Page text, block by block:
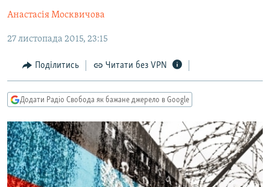
основної
Перейти
пошуку
СУСПІЛЬСТВО
КУЛЬТУРА
УКРАЇНА
СВІТ
РОСІЙСЬКА «ФІЛЬТРАЦІЯ»
ДОНБАС.РЕАЛІЇ
КРИМ.РЕАЛІЇ
СХЕМИ
КИТАЙ.ВИКЛИКИ
МУЛЬТИМЕДІА
ФОТО
Анастасія Москвичова
27 листопада 2015, 23:15
Поділитись Читати без VPN
Додати Радіо Свобода як бажане джерело в Google